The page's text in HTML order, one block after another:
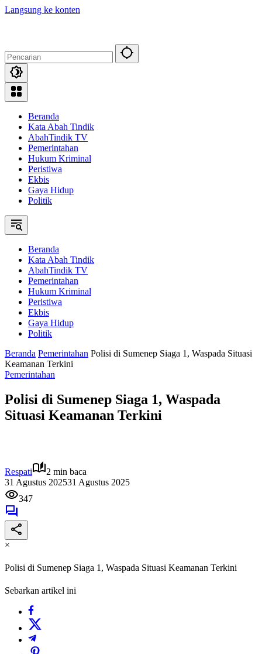
Langsung ke konten
Beranda
Kata Abah Tindik
AbahTindik TV
Pemerintahan
Hukum Kriminal
Peristiwa
Ekbis
Gaya Hidup
Politik
Beranda
Kata Abah Tindik
AbahTindik TV
Pemerintahan
Hukum Kriminal
Peristiwa
Ekbis
Gaya Hidup
Politik
Beranda Pemerintahan Polisi di Sumenep Siaga 1, Waspada Situasi
Keamanan Terkini
Pemerintahan
Polisi di Sumenep Siaga 1, Waspada
Situasi Keamanan Terkini
Respati
2 min baca
31 Agustus 202531 Agustus 2025
347
×
Polisi di Sumenep Siaga 1, Waspada Situasi Keamanan Terkini
Sebarkan artikel ini